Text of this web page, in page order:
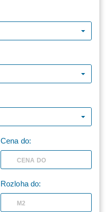
Cena do:
Rozloha do: